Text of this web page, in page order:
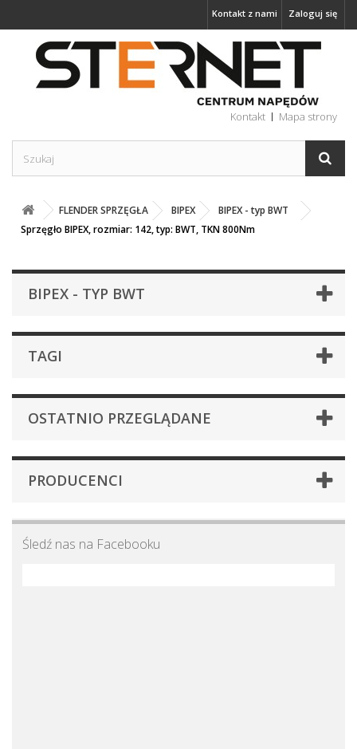
Zaloguj się
Kontakt z nami
Kontakt Mapa strony
FLENDER SPRZĘGŁA BIPEX
BIPEX - typ BWT
Sprzęgło BIPEX, rozmiar: 142, typ: BWT, TKN 800Nm
BIPEX - TYP BWT
TAGI
OSTATNIO PRZEGLĄDANE
PRODUCENCI
Śledź nas na Facebooku